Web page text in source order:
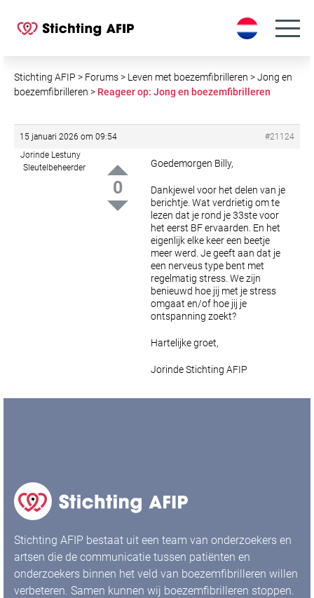
Stichting AFIP > Forums> Leven met boezemfibrilleren >Jong en
boezemfibrilleren > Reageer op: Jong en boezemfibrilleren
15 januari 2026 om 09:54
#21124
Jorinde Lestuny
Sleutelbeheerder
0
Goedemorgen Billy,
Dankjewel voor het delen van je
berichtje. Wat verdrietig om te
lezen dat je rond je 33ste voor
het eerst BF ervaarden. En het
eigenlijk elke keer een beetje
meer werd. Je geeft aan dat je
een nerveus type bent met
regelmatig stress. We zijn
benieuwd hoe jij met je stress
omgaat en/of hoe jij je
ontspanning zoekt?
Hartelijke groet,
JorindeStichting AFIP
Stichting AFIP bestaat uit een team van onderzoekers en
artsen die de communicatie tussen patiënten en
onderzoekers binnen het veld van boezemfibrilleren willen
verbeteren. Samen kunnen wij boezemfibrilleren stoppen.